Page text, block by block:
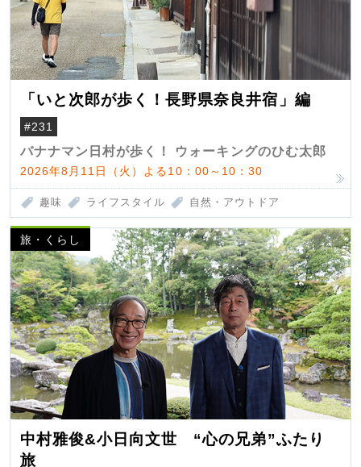
「いと次郎が歩く！長野県奈良井宿」編
#231
バナナマン日村が歩く！ ウォーキングのひむ太郎
2026年8月11日（火）よる10：00～10：30
趣味 ライフスタイル 自然・アウトドア
旅・くらし
中村雅俊&小日向文世 “心の兄弟”ふたり
旅